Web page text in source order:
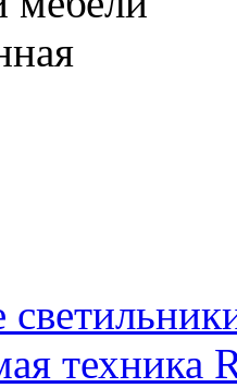
техника